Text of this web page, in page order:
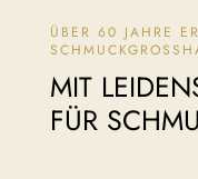
ÜBER 60 JAHRE
MIT
FÜR